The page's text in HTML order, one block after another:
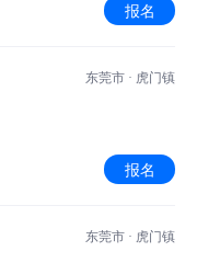
报名
东莞市 · 虎门镇
报名
东莞市 · 虎门镇